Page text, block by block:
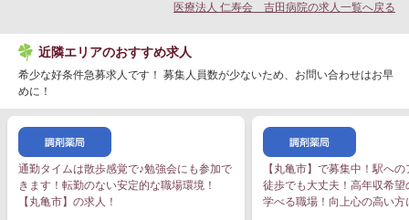
医療法人 仁寿会 吉田病院の求人一覧へ戻る
近隣エリアのおすすめ求人
希少な好条件急募求人です！ 募集人員数が少ないため、お問い合わせはお早
めに！
通勤タイムは散歩感覚で♪勉強会にも参加で
きます！転勤のない安定的な職場環境！
【丸亀市】の求人！
【丸亀市】で募集中！駅へ
徒歩でも大丈夫！高年収希望
学べる職場！向上心の高い方